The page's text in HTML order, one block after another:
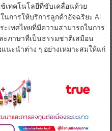
เทคโนโลยีที่ขับเคลื่อนด้วย
การให้บริการลูกค้าอัจฉริยะ AI
เทศไทยที่มีความสามารถในการ
ะภาษาที่เป็นธรรมชาติเสมือน
นะนำต่าง ๆ อย่างเหมาะสมให้แก่